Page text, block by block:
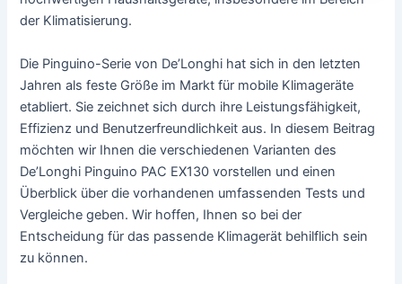
der Klimatisierung.
Die Pinguino-Serie von De’Longhi hat sich in den letzten
Jahren als feste Größe im Markt für mobile Klimageräte
etabliert. Sie zeichnet sich durch ihre Leistungsfähigkeit,
Effizienz und Benutzerfreundlichkeit aus. In diesem Beitrag
möchten wir Ihnen die verschiedenen Varianten des
De’Longhi Pinguino PAC EX130 vorstellen und einen
Überblick über die vorhandenen umfassenden Tests und
Vergleiche geben. Wir hoffen, Ihnen so bei der
Entscheidung für das passende Klimagerät behilflich sein
zu können.